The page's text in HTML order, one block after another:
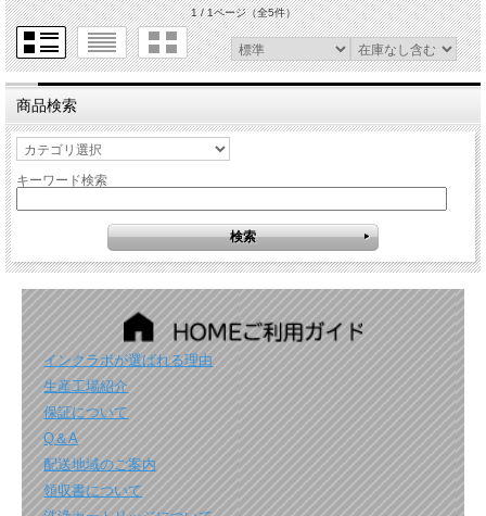
1 / 1ページ（全5件）
商品検索
キーワード検索
インクラボが選ばれる理由
生産工場紹介
保証について
Q＆A
配送地域のご案内
領収書について